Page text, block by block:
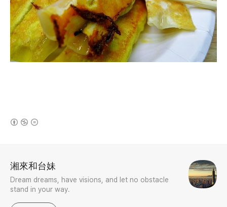
湘來和台妹
Dream dreams, have visions, and let no obstacle
stand in your way.